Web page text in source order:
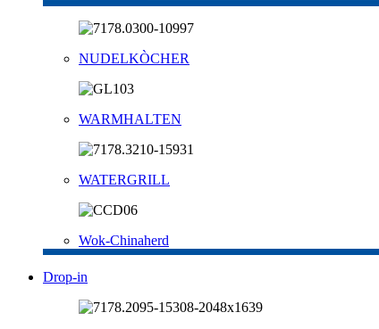
NUDELKÒCHER
WARMHALTEN
WATERGRILL
Wok-Chinaherd
Drop-in